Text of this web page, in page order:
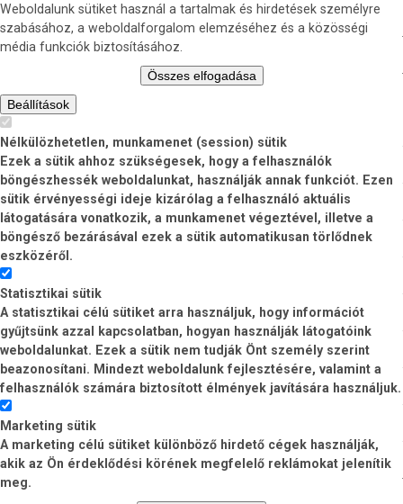
Weboldalunk sütiket használ a tartalmak és hirdetések személyre
szabásához, a weboldalforgalom elemzéséhez és a közösségi
média funkciók biztosításához.
Összes elfogadása
Beállítások
Nélkülözhetetlen, munkamenet (session) sütik
Ezek a sütik ahhoz szükségesek, hogy a felhasználók
böngészhessék weboldalunkat, használják annak funkciót. Ezen
sütik érvényességi ideje kizárólag a felhasználó aktuális
látogatására vonatkozik, a munkamenet végeztével, illetve a
böngésző bezárásával ezek a sütik automatikusan törlődnek
eszközéről.
Statisztikai sütik
A statisztikai célú sütiket arra használjuk, hogy információt
gyűjtsünk azzal kapcsolatban, hogyan használják látogatóink
weboldalunkat. Ezek a sütik nem tudják Önt személy szerint
beazonosítani. Mindezt weboldalunk fejlesztésére, valamint a
felhasználók számára biztosított élmények javítására használjuk.
Marketing sütik
A marketing célú sütiket különböző hirdető cégek használják,
akik az Ön érdeklődési körének megfelelő reklámokat jelenítik
meg.